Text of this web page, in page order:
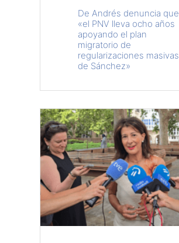
De Andrés denuncia que
«el PNV lleva ocho años
apoyando el plan
migratorio de
regularizaciones masivas
de Sánchez»